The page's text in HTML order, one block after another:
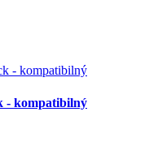
- kompatibilný